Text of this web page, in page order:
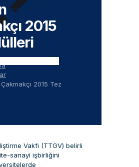
2015
Çakmakçı 2015 Tez
Vakfı (TTGV) belirli
sanayi işbirliğini